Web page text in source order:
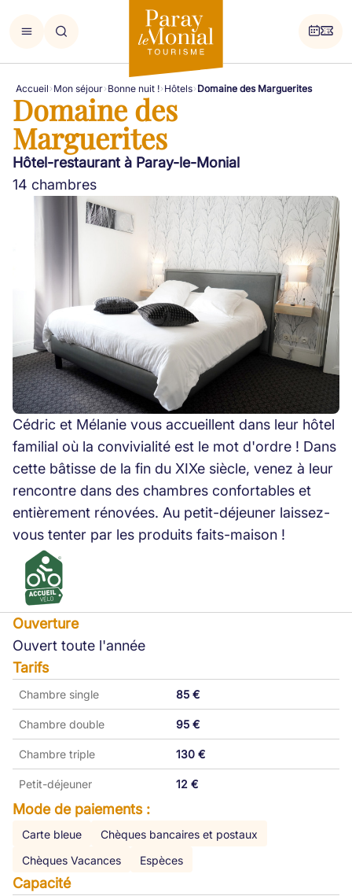
Accueil Mon séjour Bonne nuit ! Hôtels Domaine des Marguerites
Domaine des
Marguerites
Hôtel-restaurant à Paray-le-Monial
14 chambres
Cédric et Mélanie vous accueillent dans leur hôtel
familial où la convivialité est le mot d'ordre ! Dans
cette bâtisse de la fin du XIXe siècle, venez à leur
rencontre dans des chambres confortables et
entièrement rénovées. Au petit-déjeuner laissez-
vous tenter par les produits faits-maison !
Ouverture
Ouvert toute l'année
Tarifs
Chambre single 85 €
Chambre double 95 €
Chambre triple 130 €
Petit-déjeuner 12 €
Mode de paiements :
Carte bleue
Chèques bancaires et postaux
Chèques Vacances
Espèces
Capacité